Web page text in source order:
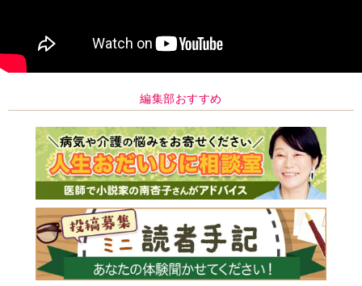
編集部おすすめ